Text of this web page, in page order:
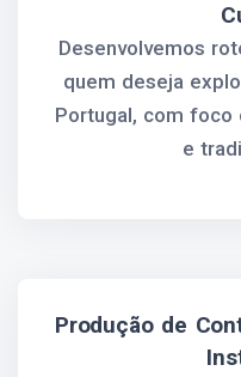
Desenvolvemos
quem deseja
Portugal, com foco
e
Produção de